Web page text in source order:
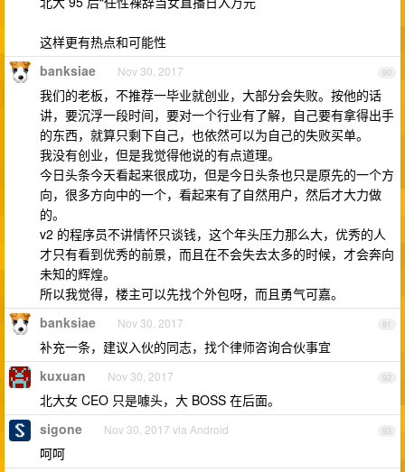
这样更有热点和可能性
90
banksiae Nov 30, 2017
我们的老板，不推荐一毕业就创业，大部分会失败。按他的话
讲，要沉浮一段时间，要对一个行业有了解，自己要有拿得出手
的东西，就算只剩下自己，也依然可以为自己的失败买单。
我没有创业，但是我觉得他说的有点道理。
今日头条今天看起来很成功，但是今日头条也只是原先的一个方
向，很多方向中的一个，看起来有了自然用户，然后才大力做
的。
v2 的程序员不讲情怀只谈钱，这个年头压力那么大，优秀的人
才只有看到优秀的前景，而且在不会失去太多的时候，才会奔向
未知的辉煌。
所以我觉得，楼主可以先找个外包呀，而且勇气可嘉。
91
banksiae Nov 30, 2017
补充一条，建议入伙的同志，找个律师咨询合伙事宜
92
kuxuan Nov 30, 2017
北大女 CEO 只是噱头，大 BOSS 在后面。
93
sigone Nov 30, 2017 via Android
呵呵